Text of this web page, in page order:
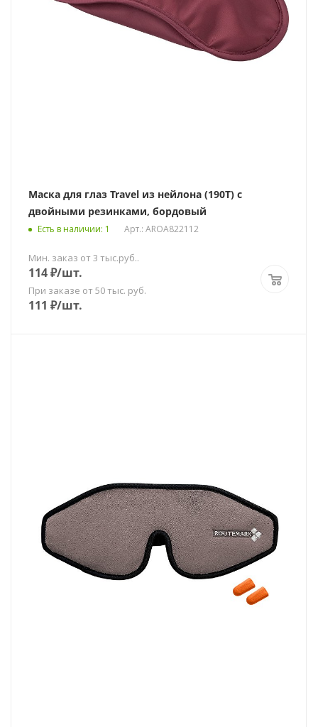
Маска для глаз Travel из нейлона (190T) с
двойными резинками, бордовый
Есть в наличии: 1 Арт.: AROA822112
Мин. заказ от 3 тыс.руб..
114₽/шт.
При заказе от 50 тыс. руб.
111 ₽/шт.